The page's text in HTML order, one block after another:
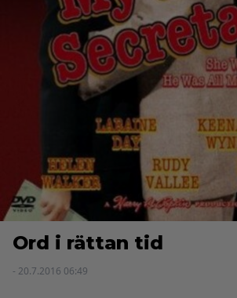
Ord i rättan tid
- 20.7.2016 06:49